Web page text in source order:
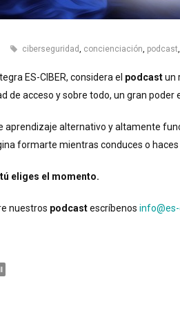
ciberseguridad, concienciación, podcast,
ES-CIBER, considera el podcastun
de acceso y sobre todo, un gran
aprendizaje alternativo y altamente
formarte mientras conduces o
eliges el momento.
nuestros podcastescríbenos